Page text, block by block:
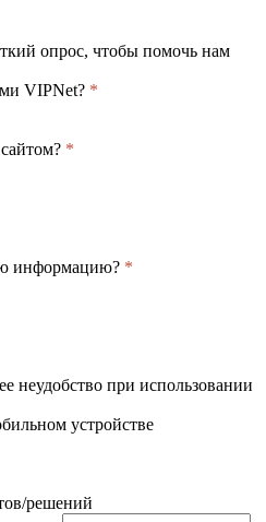
опрос, чтобы помочь нам
VIPNet? *
*
информацию? *
неудобство при использовании
устройстве
решений